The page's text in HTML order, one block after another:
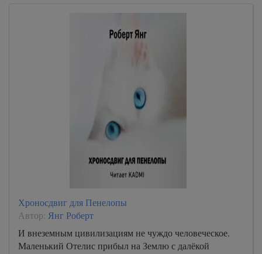
Хроносдвиг для Пенелопы
Автор: Янг Роберт
И внеземным цивилизациям не чуждо человеческое.
Маленький Отелис прибыл на Землю с далёкой